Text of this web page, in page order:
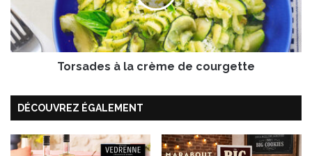
u
s
e
a
a
a
m
e
d
e
s
à
c
m
e
Torsades à la crème de courgette
DÉCOUVREZ ÉGALEMENT